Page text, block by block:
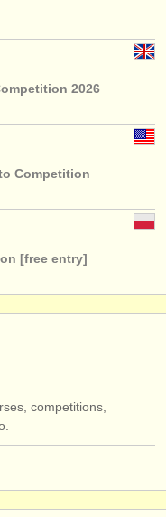
2026
Competition
[free entry]
competitions,